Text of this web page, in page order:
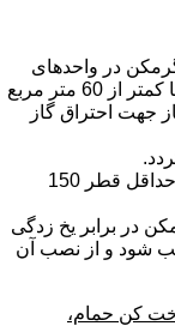
در واحدهای
مسکونی و غیر مسکونی که مسحت آن ها کمتر از 60 متر مربع
جهت احتراق گاز
در بالای محل نصب آبگرمکن دودکشی با حداقل قطر 150
در برابر یخ زدگی
شود و از نصب آن
کن حمام،